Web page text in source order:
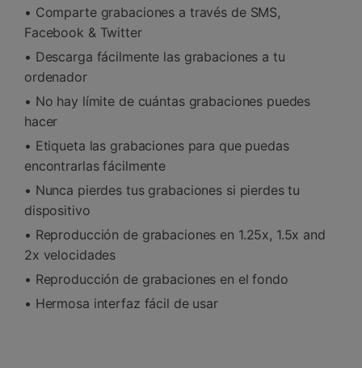
• Comparte grabaciones a través de SMS,
Facebook & Twitter
• Descarga fácilmente las grabaciones a tu
ordenador
• No hay límite de cuántas grabaciones puedes
hacer
• Etiqueta las grabaciones para que puedas
encontrarlas fácilmente
• Nunca pierdes tus grabaciones si pierdes tu
dispositivo
• Reproducción de grabaciones en 1.25x, 1.5x and
2x velocidades
• Reproducción de grabaciones en el fondo
• Hermosa interfaz fácil de usar